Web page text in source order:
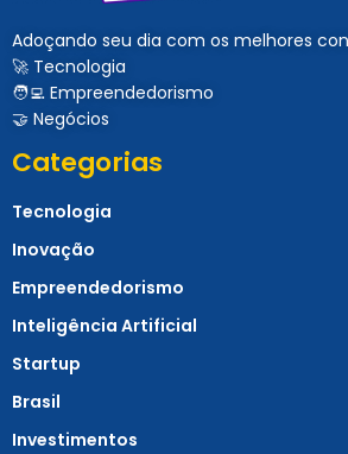
Adoçando seu dia com os melhores
🚀 Tecnologia
🧑‍💻 Empreendedorismo
🤝 Negócios
Categorias
Tecnologia
Inovação
Empreendedorismo
Inteligência Artificial
Startup
Brasil
Investimentos